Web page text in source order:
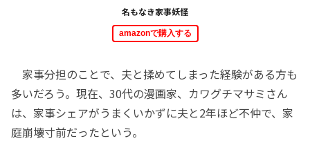
名もなき家事妖怪
amazonで購入する
家事分担のことで、夫と揉めてしまった経験がある方も
多いだろう。現在、30代の漫画家、カワグチマサミさん
は、家事シェアがうまくいかずに夫と2年ほど不仲で、家
庭崩壊寸前だったという。